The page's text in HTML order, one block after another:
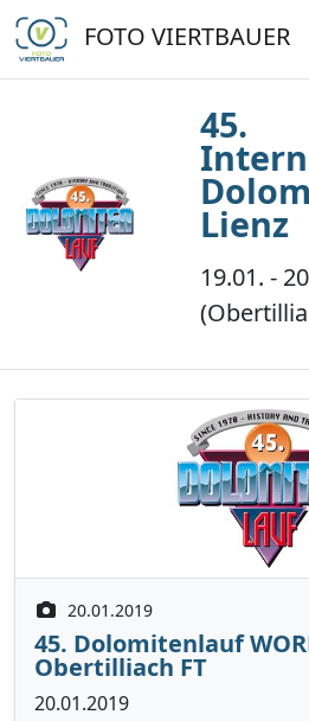
FOTO VIERTBAUER
45.
Lienz
19.01. -
20.01.2019
45. Dolomitenlauf
Obertilliach FT
20.01.2019